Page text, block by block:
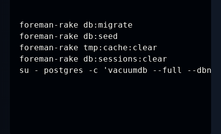
foreman-rake db:migrate
foreman-rake db:seed
foreman-rake tmp:cache:clear
foreman-rake db:sessions:clear